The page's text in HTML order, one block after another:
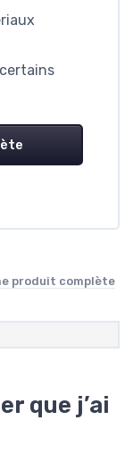
produit complète
que j’ai